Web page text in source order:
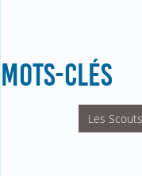
MOTS-CLÉS
Les